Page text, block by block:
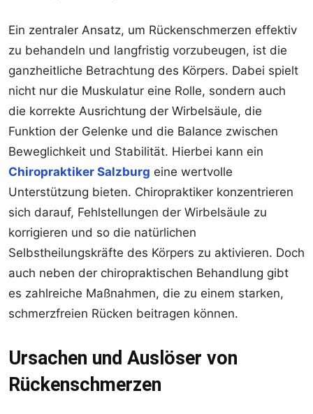
Ein zentraler Ansatz, um Rückenschmerzen effektiv
zu behandeln und langfristig vorzubeugen, ist die
ganzheitliche Betrachtung des Körpers. Dabei spielt
nicht nur die Muskulatur eine Rolle, sondern auch
die korrekte Ausrichtung der Wirbelsäule, die
Funktion der Gelenke und die Balance zwischen
Beweglichkeit und Stabilität. Hierbei kann ein
Chiropraktiker Salzburg eine wertvolle
Unterstützung bieten. Chiropraktiker konzentrieren
sich darauf, Fehlstellungen der Wirbelsäule zu
korrigieren und so die natürlichen
Selbstheilungskräfte des Körpers zu aktivieren. Doch
auch neben der chiropraktischen Behandlung gibt
es zahlreiche Maßnahmen, die zu einem starken,
schmerzfreien Rücken beitragen können.
Ursachen und Auslöser von
Rückenschmerzen